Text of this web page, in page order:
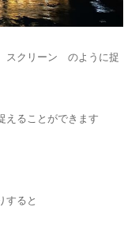
クリーン のように捉
ることができます
すると